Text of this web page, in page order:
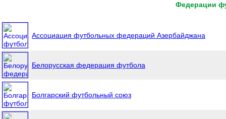
Федерации
Ассоциация футбольных федераций Азербайджана
Белорусская федерация футбола
Болгарский футбольный союз